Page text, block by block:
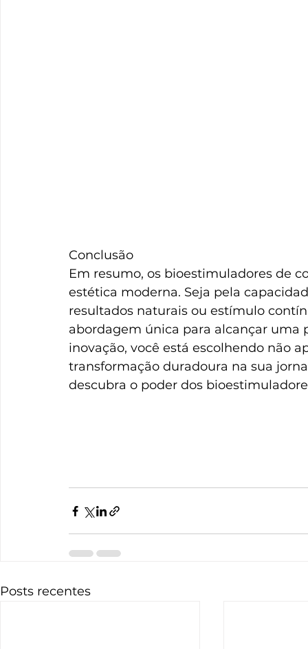
Conclusão
Em resumo, os bioestimuladores de
estética moderna. Seja pela
resultados naturais ou estímulo
abordagem única para alcançar uma
inovação, você está escolhendo não
transformação duradoura na sua
descubra o poder dos
Posts recentes